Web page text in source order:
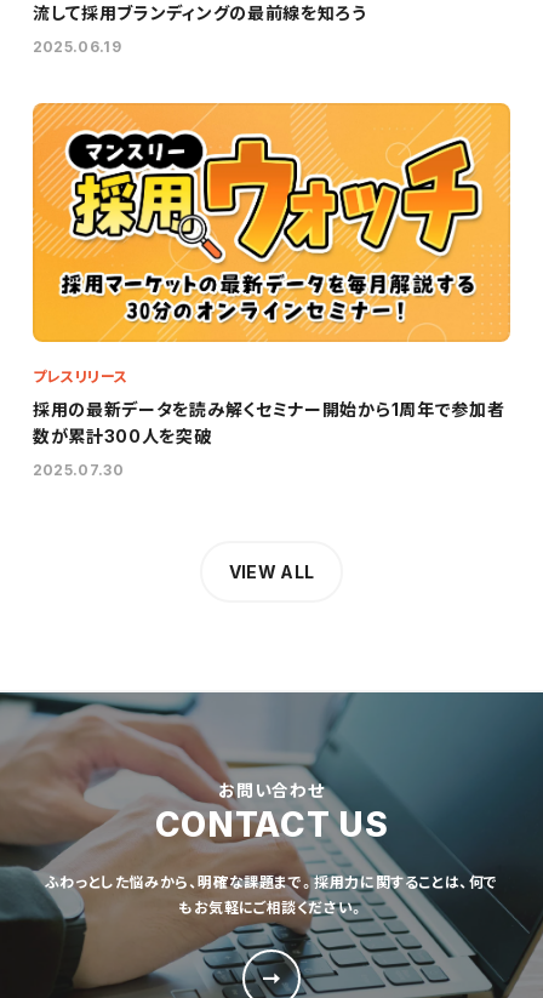
流して採用ブランディングの最前線を知ろう
2025.06.19
プレスリリース
採用の最新データを読み解くセミナー開始から1周年で参加者
数が累計300人を突破
2025.07.30
VIEW ALL
お問い合わせ
CONTACT US
ふわっとした悩みから、明確な課題まで。採用力に関することは、何で
もお気軽にご相談ください。